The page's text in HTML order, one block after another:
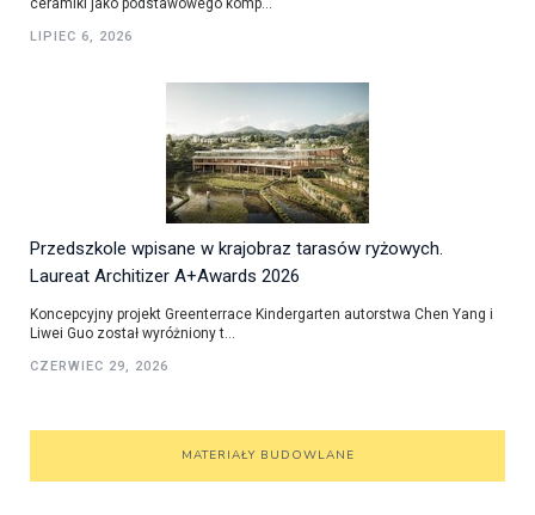
LIPIEC 6, 2026
Przedszkole wpisane w krajobraz tarasów ryżowych.
Laureat Architizer A+Awards 2026
Koncepcyjny projekt Greenterrace Kindergarten autorstwa Chen Yang i
Liwei Guo został wyróżniony t...
CZERWIEC 29, 2026
MATERIAŁY BUDOWLANE